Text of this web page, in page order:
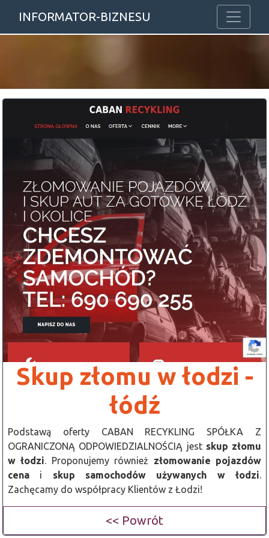
INFORMATOR-BIZNESU
Skup złomu w łodzi -
łódź
Podstawą oferty CABAN RECYKLING SPÓŁKA Z
OGRANICZONĄ ODPOWIEDZIALNOŚCIĄ jest skup złomu
w łodzi . Proponujemy również złomowanie pojazdów
cena i skup samochodów używanych w łodzi
Zachęcamy do współpracy Klientów z Łodzi!
<< Powrót